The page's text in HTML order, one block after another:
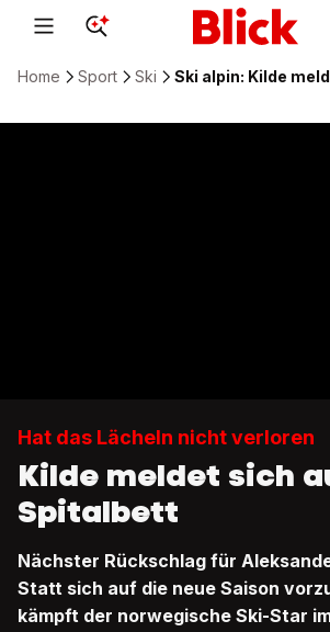
Home Sport Ski Ski alpin: Kilde
Hat das Lächeln nicht verloren
Kilde meldet sich
Spitalbett
Nächster Rückschlag für
Statt sich auf die neue Saison
kämpft der norwegische Ski-Star